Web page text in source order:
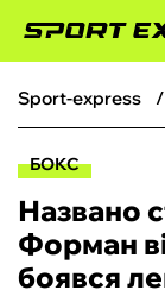
ФУТБОЛ
БОКС
sport-express
БОКС
Названо
Форман
боявся